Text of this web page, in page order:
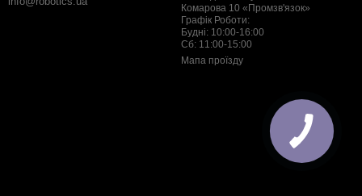
Комарова 10 «Промзв'язок»
Графік Роботи:
Будні: 10:00-16:00
Сб: 11:00-15:00
Мапа проїзду